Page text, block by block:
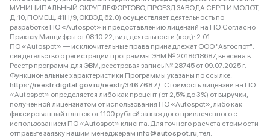
МУНИЦИПАЛЬНЫЙ ОКРУГ ЛЕФОРТОВО, ПРОЕЗД ЗАВОДА СЕРП И МОЛОТ,
Д. 10, ПОМЕЩ. 41Н/9, ОКВЭД 62.0) осуществляет деятельность по
разработке ПО «Autospot» и предоставлению лицензий на ПО. Согласно
Приказу Минцифры от 08.10.22, вид деятельности (код): 2.01.
ПО «Autospot» — исключительные права принадлежат ООО "Автоспот":
свидетельство о регистрации программы ЭВМ № 2018618687, внесена в
Реестр программ для ЭВМ, реестровая запись № 28745 от 09.07.2025 г.
Функциональные характеристики Программы указаны по ссылке:
https://reestr.digital.gov.ru/reestr/3467687/ . Стоимость лицензии на ПО
«Autospot» определяется либо как процент (от 2,5% до 3%) от выручки,
полученной лицензиатом от использования ПО «Autospot», либо как
фиксированный платеж от 1100 рублей за каждого привлеченного с
использованием ПО «Autospot» клиента. Для точного расчета стоимости
отправьте заявку нашим менеджерам info@autospot.ru, тел.